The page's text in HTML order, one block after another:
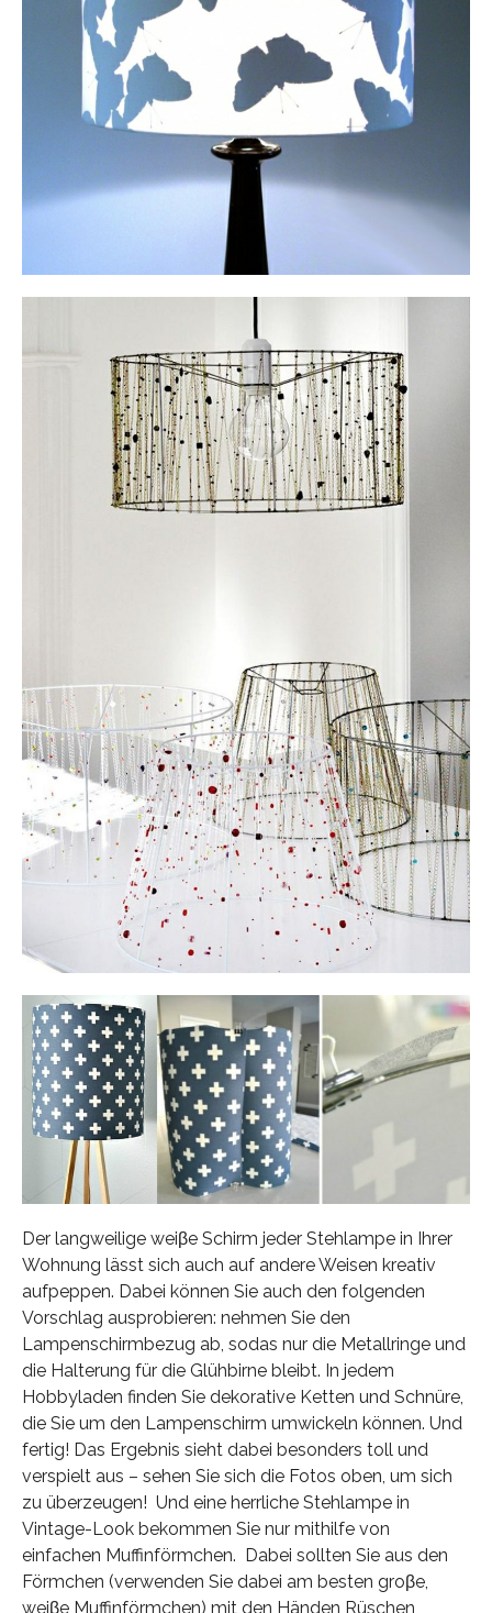
Der langweilige weiβe Schirm jeder Stehlampe in Ihrer
Wohnung lässt sich auch auf andere Weisen kreativ
aufpeppen. Dabei können Sie auch den folgenden
Vorschlag ausprobieren: nehmen Sie den
Lampenschirmbezug ab, sodas nur die Metallringe und
die Halterung für die Glühbirne bleibt. In jedem
Hobbyladen finden Sie dekorative Ketten und Schnüre,
die Sie um den Lampenschirm umwickeln können. Und
fertig! Das Ergebnis sieht dabei besonders toll und
verspielt aus – sehen Sie sich die Fotos oben, um sich
zu überzeugen! Und eine herrliche Stehlampe in
Vintage-Look bekommen Sie nur mithilfe von
einfachen Muffinförmchen. Dabei sollten Sie aus den
Förmchen (verwenden Sie dabei am besten groβe,
weiβe Muffinförmchen) mit den Händen Rüschen